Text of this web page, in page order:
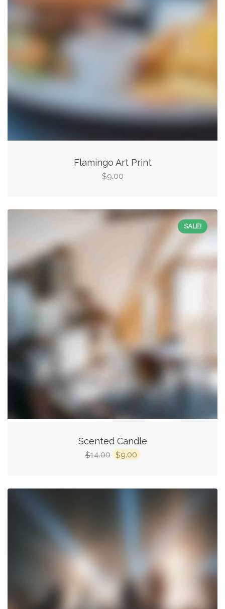
Flamingo Art Print
$9.00
SALE!
Scented Candle
$14.00 $9.00